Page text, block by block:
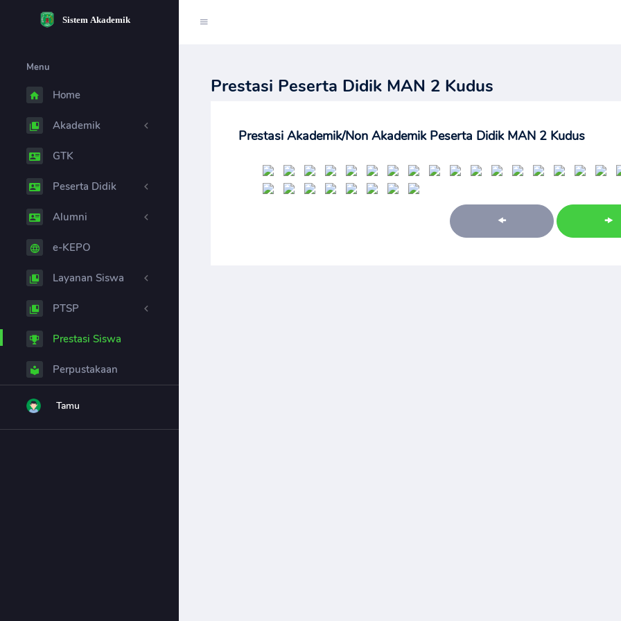
Menu
Home
Akademik
GTK
Peserta Didik
Alumni
e-KEPO
Layanan Siswa
PTSP
Prestasi Siswa
Perpustakaan
Tamu
Prestasi Peserta Didik MAN 2 Kudus
Prestasi Akademik/Non Akademik Peserta Didik MAN 2 Kudus
🠜 🠞